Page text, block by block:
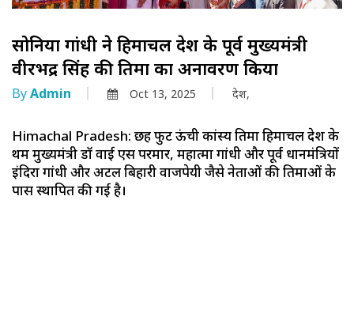
सोनिया गांधी ने हिमाचल प्रदेश के पूर्व मुख्यमंत्री
वीरभद्र सिंह की प्रतिमा का अनावरण किया
ByAdmin Oct 13, 2025 देश,
Himachal Pradesh: छह फुट ऊंची कांस्य प्रतिमा हिमाचल प्रदेश के
प्रथम मुख्यमंत्री डॉ वाई एस परमार, महात्मा गांधी और पूर्व प्रधानमंत्रियों
इंदिरा गांधी और अटल बिहारी वाजपेयी जैसे नेताओं की प्रतिमाओं के
पास स्थापित की गई है।